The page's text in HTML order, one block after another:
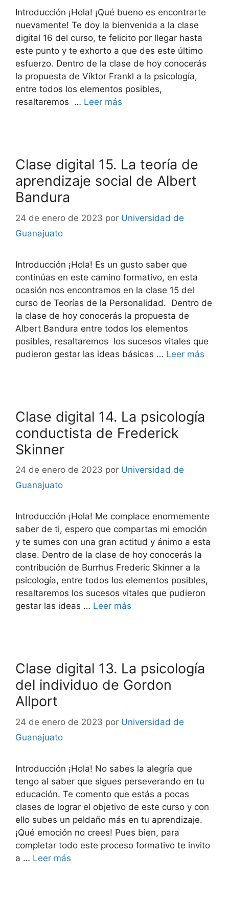
Introducción ¡Hola! ¡Qué bueno es encontrarte
nuevamente! Te doy la bienvenida a la clase
digital 16 del curso, te felicito por llegar hasta
este punto y te exhorto a que des este último
esfuerzo. Dentro de la clase de hoy conocerás
la propuesta de Víktor Frankl a la psicología,
entre todos los elementos posibles,
resaltaremos … Leer más
Clase digital 15. La teoría de
aprendizaje social de Albert
Bandura
24 de enero de 2023 por Universidad de
Guanajuato
Introducción ¡Hola! Es un gusto saber que
continúas en este camino formativo, en esta
ocasión nos encontramos en la clase 15 del
curso de Teorías de la Personalidad. Dentro de
la clase de hoy conocerás la propuesta de
Albert Bandura entre todos los elementos
posibles, resaltaremos los sucesos vitales que
pudieron gestar las ideas básicas … Leer más
Clase digital 14. La psicología
conductista de Frederick
Skinner
24 de enero de 2023 por Universidad de
Guanajuato
Introducción ¡Hola! Me complace enormemente
saber de ti, espero que compartas mi emoción
y te sumes con una gran actitud y ánimo a esta
clase. Dentro de la clase de hoy conocerás la
contribución de Burrhus Frederic Skinner a la
psicología, entre todos los elementos posibles,
resaltaremos los sucesos vitales que pudieron
gestar las ideas … Leer más
Clase digital 13. La psicología
del individuo de Gordon
Allport
24 de enero de 2023 por Universidad de
Guanajuato
Introducción ¡Hola! No sabes la alegría que
tengo al saber que sigues perseverando en tu
educación. Te comento que estás a pocas
clases de lograr el objetivo de este curso y con
ello subes un peldaño más en tu aprendizaje.
¡Qué emoción no crees! Pues bien, para
completar todo este proceso formativo te invito
a … Leer más